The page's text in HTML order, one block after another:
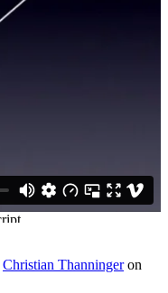
Christian Thanningeron